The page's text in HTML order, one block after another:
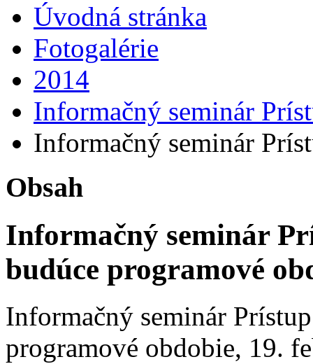
Úvodná stránka
Fotogalérie
2014
Informačný seminár
Informačný seminár
Obsah
Informačný seminár
budúce programové
Informačný seminár
programové obdobie, 19.